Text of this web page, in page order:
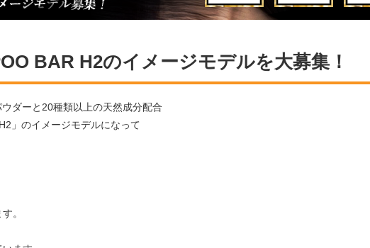
BAR H2のイメージモデルを大募集！
ダーと20種類以上の天然成分配合
」のイメージモデルになって
。